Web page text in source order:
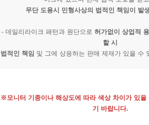
무단 도용시 민형사상의 법적인 책임이 발
- 데일리라이크 패턴과 원단으로 허가없이 상업적
할 시
법적인 책임 및 그에 상응하는 판매 제재가 있을 수
※모니터 기종이나 해상도에 따라 색상 차이가 있을
기 바랍니다.